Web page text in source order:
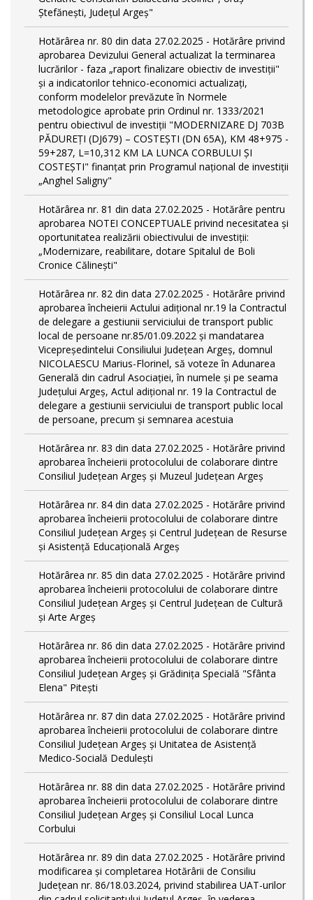
Ștefănești, Județul Argeș"
Hotărârea nr. 80 din data 27.02.2025 - Hotărâre privind
aprobarea Devizului General actualizat la terminarea
lucrărilor - faza „raport finalizare obiectiv de investiţii"
și a indicatorilor tehnico-economici actualizați,
conform modelelor prevăzute în Normele
metodologice aprobate prin Ordinul nr. 1333/2021
pentru obiectivul de investiții "MODERNIZARE DJ 703B
PĂDUREȚI (DJ679) – COSTEȘTI (DN 65A), KM 48+975 -
59+287, L=10,312 KM LA LUNCA CORBULUI ȘI
COSTEȘTI" finanțat prin Programul național de investiții
„Anghel Saligny"
Hotărârea nr. 81 din data 27.02.2025 - Hotărâre pentru
aprobarea NOTEI CONCEPTUALE privind necesitatea și
oportunitatea realizării obiectivului de investiții:
„Modernizare, reabilitare, dotare Spitalul de Boli
Cronice Călinești"
Hotărârea nr. 82 din data 27.02.2025 - Hotărâre privind
aprobarea încheierii Actului adițional nr.19 la Contractul
de delegare a gestiunii serviciului de transport public
local de persoane nr.85/01.09.2022 și mandatarea
Vicepreședintelui Consiliului Județean Argeș, domnul
NICOLAESCU Marius-Florinel, să voteze în Adunarea
Generală din cadrul Asociației, în numele și pe seama
Județului Argeș, Actul adițional nr. 19 la Contractul de
delegare a gestiunii serviciului de transport public local
de persoane, precum și semnarea acestuia
Hotărârea nr. 83 din data 27.02.2025 - Hotărâre privind
aprobarea încheierii protocolului de colaborare dintre
Consiliul Județean Argeș și Muzeul Județean Argeș
Hotărârea nr. 84 din data 27.02.2025 - Hotărâre privind
aprobarea încheierii protocolului de colaborare dintre
Consiliul Județean Argeș și Centrul Județean de Resurse
și Asistență Educațională Argeș
Hotărârea nr. 85 din data 27.02.2025 - Hotărâre privind
aprobarea încheierii protocolului de colaborare dintre
Consiliul Județean Argeș și Centrul Județean de Cultură
și Arte Argeș
Hotărârea nr. 86 din data 27.02.2025 - Hotărâre privind
aprobarea încheierii protocolului de colaborare dintre
Consiliul Județean Argeș și Grădinița Specială "Sfânta
Elena" Pitești
Hotărârea nr. 87 din data 27.02.2025 - Hotărâre privind
aprobarea încheierii protocolului de colaborare dintre
Consiliul Județean Argeș și Unitatea de Asistență
Medico-Socială Dedulești
Hotărârea nr. 88 din data 27.02.2025 - Hotărâre privind
aprobarea încheierii protocolului de colaborare dintre
Consiliul Județean Argeș și Consiliul Local Lunca
Corbului
Hotărârea nr. 89 din data 27.02.2025 - Hotărâre privind
modificarea și completarea Hotărârii de Consiliu
Județean nr. 86/18.03.2024, privind stabilirea UAT-urilor